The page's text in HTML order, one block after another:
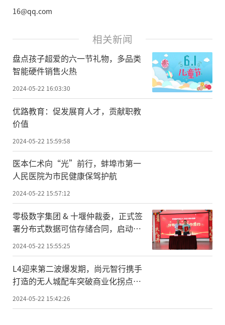
16@qq.com
相关新闻
盘点孩子超爱的六一节礼物，多品类
智能硬件销售火热
2024-05-22 16:03:30
优路教育：促发展育人才，贡献职教
价值
2024-05-22 15:59:58
医本仁术向“光”前行，蚌埠市第一
人民医院为市民健康保驾护航
2024-05-22 15:57:12
零极数字集团 & 十堰仲裁委，正式签
署分布式数据可信存储合同，启动合
作！
2024-05-22 15:55:25
L4迎来第二波爆发期，尚元智行携手
打造的无人城配车突破商业化拐点，
正成为快递老板的赚钱利器
2024-05-22 15:42:26